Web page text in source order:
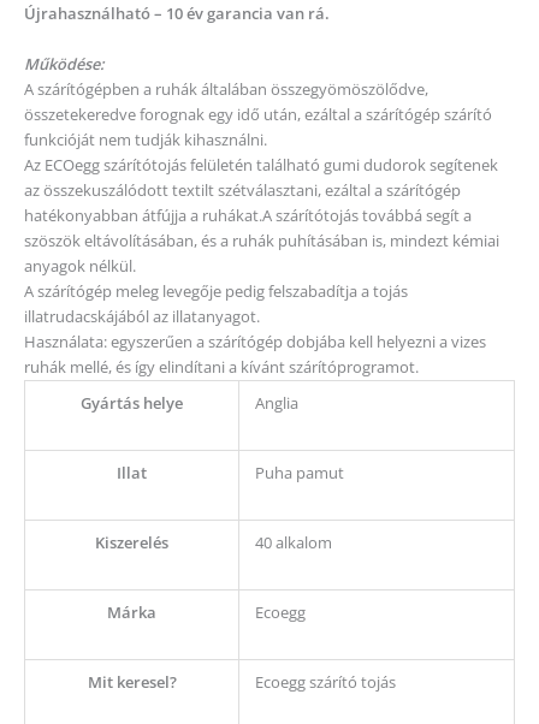
Újrahasználható – 10 év garancia van rá.
Működése:
A szárítógépben a ruhák általában összegyömöszölődve,
összetekeredve forognak egy idő után, ezáltal a szárítógép szárító
funkcióját nem tudják kihasználni.
Az ECOegg szárítótojás felületén található gumi dudorok segítenek
az összekuszálódott textilt szétválasztani, ezáltal a szárítógép
hatékonyabban átfújja a ruhákat.A szárítótojás továbbá segít a
szöszök eltávolításában, és a ruhák puhításában is, mindezt kémiai
anyagok nélkül.
A szárítógép meleg levegője pedig felszabadítja a tojás
illatrudacskájából az illatanyagot.
Használata: egyszerűen a szárítógép dobjába kell helyezni a vizes
ruhák mellé, és így elindítani a kívánt szárítóprogramot.
Gyártás helye
Anglia
Illat Puha pamut
Kiszerelés 40 alkalom
Márka Ecoegg
Mit keresel? Ecoegg szárító tojás